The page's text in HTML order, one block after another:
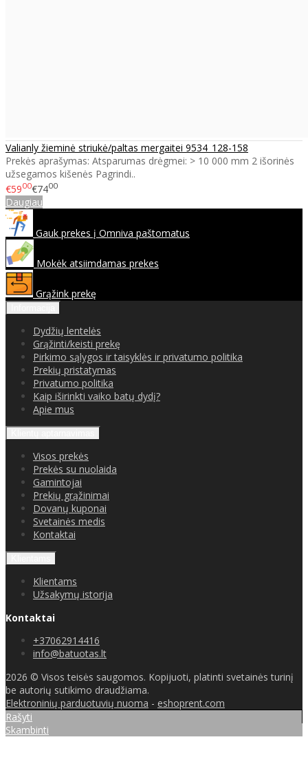
Valianly žieminė striukė/paltas mergaitei 9534_128-158
Prekės aprašymas: Atsparumas drėgmei: > 10 000 mm 2 išorinės
užsegamos kišenės Pagrindi..
€5900€7400
Daugiau
Gauk prekes į Omniva paštomatus
Mokėk atsiimdamas prekes
Grąžink prekę
Dydžių lentelės
Grąžinti/keisti prekę
Pirkimo sąlygos ir taisyklės ir privatumo politika
Prekių pristatymas
Privatumo politika
Kaip iširinkti vaiko batų dydį?
Apie mus
Visos prekės
Prekės su nuolaida
Gamintojai
Prekių grąžinimai
Dovanų kuponai
Svetainės medis
Kontaktai
Klientams
Užsakymų istorija
Kontaktai
+37062914416
info@batuotas.lt
2026 © Visos teisės saugomos. Kopijuoti, platinti svetainės turinį
be autorių sutikimo draudžiama.
Elektroninių parduotuvių nuoma - eshoprent.com
Rašyti
Skambinti